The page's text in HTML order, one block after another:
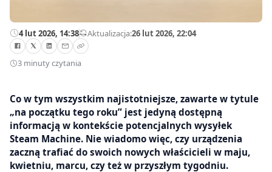
4 lut 2026, 14:38—Aktualizacja:26 lut 2026, 22:04
3 minuty czytania
Co w tym wszystkim najistotniejsze, zawarte w tytule
„na początku tego roku” jest jedyną dostępną
informacją w kontekście potencjalnych wysyłek
Steam Machine. Nie wiadomo więc, czy urządzenia
zaczną trafiać do swoich nowych właścicieli w maju,
kwietniu, marcu, czy też w przyszłym tygodniu.